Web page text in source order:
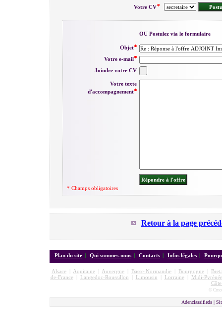
Votre CV
OU Postulez via le formulaire
Objet
Votre e-mail
Joindre votre CV
Votre texte
d'accompagnement
* Champs obligatoires
Retour à la page
Plan du site | Qui sommes-nous | Contacts | Infos légales |
Alsace Aquitaine Auvergne Basse-Normandie Bourgogne
de-France| Langedoc-Roussillon Limousin Lorraine|
Midi-
©
Adenclassifieds |